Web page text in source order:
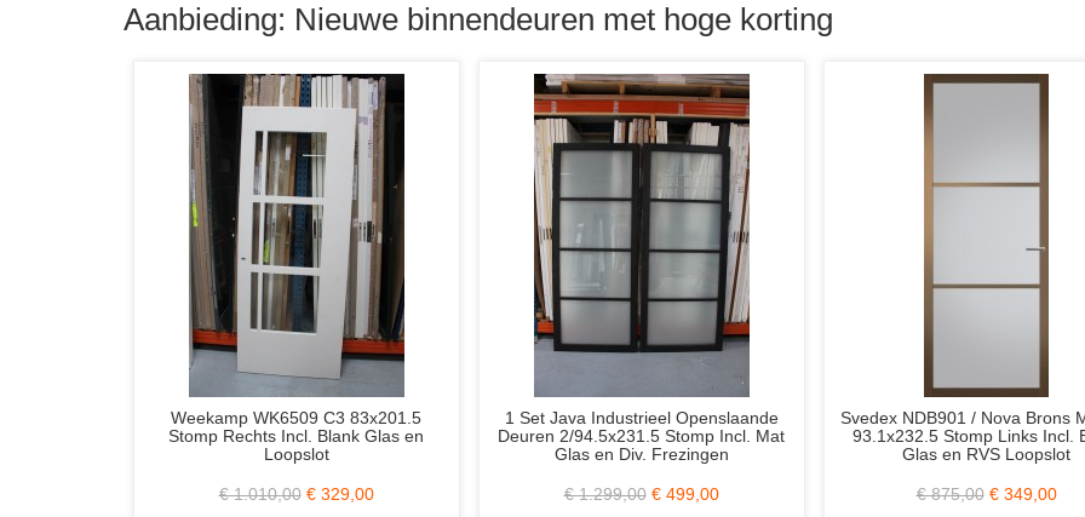
Aanbieding: Nieuwe binnendeuren met hoge korting
Set Weekamp (Schuifdeuren) WK6328
C 3/78x211.5 Stomp Incl. Blank Glas
en Zonder Slotgat
€ 2.586,00 € 899,00
Weekamp WK6351 C3 83x231.5
Opdek Links of Rechts Wit Gegrond
€ 402,00 € 219,00
Hardhouten Deurkozijn 56x90 mm.
Stomp Wit Gegrond
€ 79,00